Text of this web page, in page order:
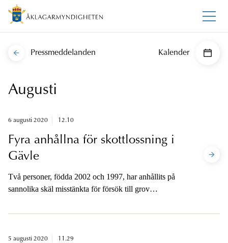
Pressmeddelanden Kalender
Augusti
6 augusti 2020 12.10
Fyra anhållna för skottlossning i
Gävle
Två personer, födda 2002 och 1997, har anhållits på
sannolika skäl misstänkta för försök till grov
Gävle. Två personer under 18 år har anhållits skäligen
5 augusti 2020 11.29